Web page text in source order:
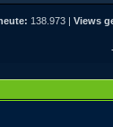
138.973 | Views